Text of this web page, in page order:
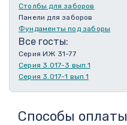
Столбы для заборов
Панели для заборов
Фундаменты под заборы
Все госты:
Серия ИЖ 31-77
Серия 3.017-3 вып.1
Серия 3.017-1 вып.1
Способы оплаты